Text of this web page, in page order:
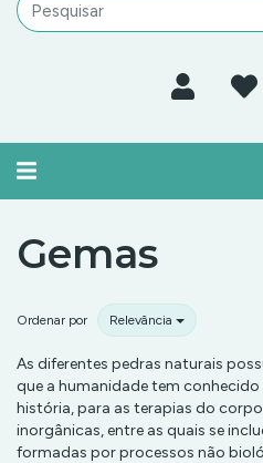
Alternar
Gemas
Ordenar por Relevância
As diferentes pedras naturais
que a humanidade tem
história, para as terapias do corpo
inorgânicas, entre as quais se
formadas por processos não